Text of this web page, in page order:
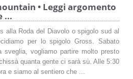
• Leggi argomento
...
alla Roda del Diavolo o spigolo sud al
per lo spigolo Gross. Sabato
sveglia, vogliamo partire molto presto
quanta gente ci sarà sù. Alle 5:30
e siamo al sentiero che ...